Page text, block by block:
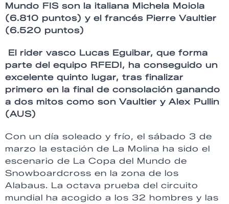
Mundo FIS son la italiana Michela Moiola
(6.810 puntos) y el francés Pierre Vaultier
(6.520 puntos)
El rider vasco Lucas Eguibar, que forma
parte del equipo RFEDI, ha conseguido un
excelente quinto lugar, tras finalizar
primero en la final de consolación ganando
a dos mitos como son Vaultier y Alex Pullin
(AUS)
Con un día soleado y frío, el sábado 3 de
marzo la estación de La Molina ha sido el
escenario de La Copa del Mundo de
Snowboardcross en la zona de los
Alabaus. La octava prueba del circuito
mundial ha acogido a los 32 hombres y las